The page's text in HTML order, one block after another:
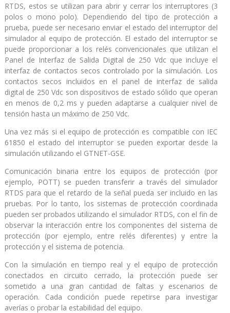
RTDS, estos se utilizan para abrir y cerrar los interruptores (3
polos o mono polo). Dependiendo del tipo de protección a
prueba, puede ser necesario enviar el estado del interruptor del
simulador al equipo de protección. El estado del interruptor se
puede proporcionar a los relés convencionales que utilizan el
Panel de Interfaz de Salida Digital de 250 Vdc que incluye el
interfaz de contactos secos controlado por la simulación. Los
contactos secos incluidos en el panel de interfaz de salida
digital de 250 Vdc son dispositivos de estado sólido que operan
en menos de 0,2 ms y pueden adaptarse a cualquier nivel de
tensión hasta un máximo de 250 Vdc.
Una vez más si el equipo de protección es compatible con IEC
61850 el estado del interruptor se pueden exportar desde la
simulación utilizando el GTNET-GSE.
Comunicación binaria entre los equipos de protección (por
ejemplo, POTT) se pueden transferir a través del simulador
RTDS para que el retardo de la señal pueda ser incluido en las
pruebas. Por lo tanto, los sistemas de protección coordinada
pueden ser probados utilizando el simulador RTDS, con el fin de
observar la interacción entre los componentes del sistema de
protección (por ejemplo, entre relés diferentes) y entre la
protección y el sistema de potencia.
Con la simulación en tiempo real y el equipo de protección
conectados en circuito cerrado, la protección puede ser
sometido a una gran cantidad de faltas y escenarios de
operación. Cada condición puede repetirse para investigar
averías o probar la estabilidad del equipo.